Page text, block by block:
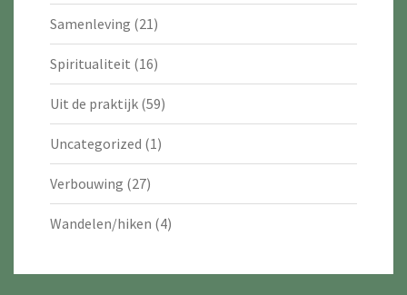
Samenleving (21)
Spiritualiteit (16)
Uit de praktijk (59)
Uncategorized (1)
Verbouwing (27)
Wandelen/hiken (4)